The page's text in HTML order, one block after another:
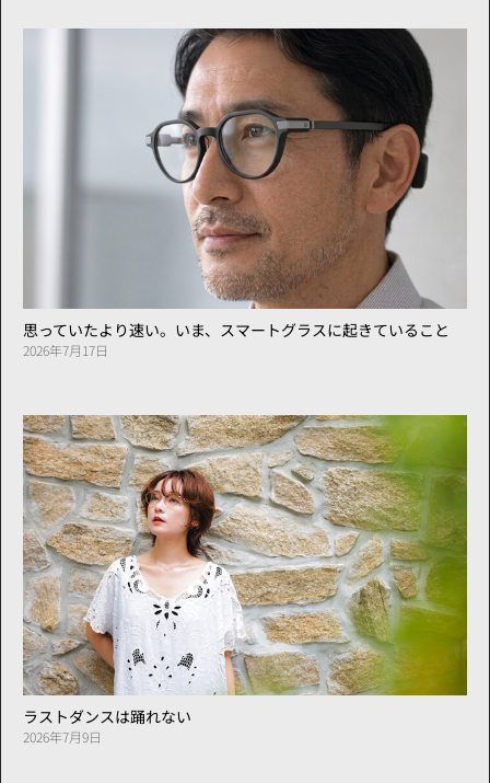
思っていたより速い。いま、スマートグラスに起きていること
2026年7月17日
ラストダンスは踊れない
2026年7月9日